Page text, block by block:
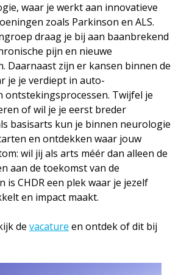
waar je werkt aan innovatieve
zoals Parkinson en ALS.
draag je bij aan baanbrekend
pijn en nieuwe
Daarnaast zijn er kansen binnen de
je je verdiept in auto-
ontstekingsprocessen. Twijfel je
of wil je je eerst breder
basisarts kun je binnen neurologie
en ontdekken waar jouw
wil jij als arts méér dan alleen de
aan de toekomst van de
is CHDR een plek waar je jezelf
en impact maakt.
de vacature en ontdek of dit bij